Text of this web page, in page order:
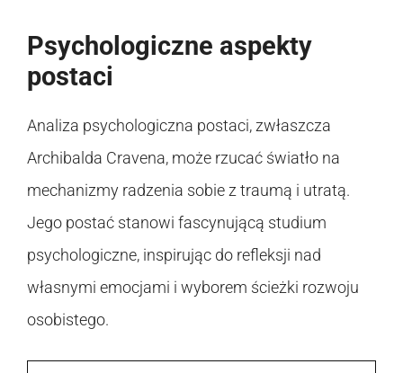
Psychologiczne aspekty
postaci
Analiza psychologiczna postaci, zwłaszcza
Archibalda Cravena, może rzucać światło na
mechanizmy radzenia sobie z traumą i utratą.
Jego postać stanowi fascynującą studium
psychologiczne, inspirując do refleksji nad
własnymi emocjami i wyborem ścieżki rozwoju
osobistego.